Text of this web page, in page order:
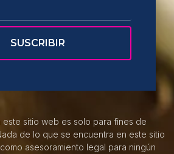
este sitio web es solo para fines de
de lo que se encuentra en este sitio
asesoramiento legal para ningún